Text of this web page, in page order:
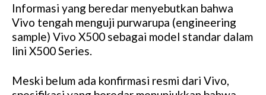
M
u
t
Informasi yang beredar menyebutkan bahwa
Vivo tengah menguji purwarupa (engineering
sample) Vivo X500 sebagai model standar dalam
lini X500 Series.
Meski belum ada konfirmasi resmi dari Vivo,